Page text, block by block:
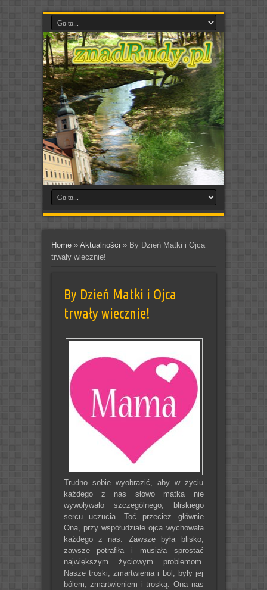
Home» Aktualności » By Dzień Matki i Ojca
trwały wiecznie!
By Dzień Matki i Ojca
trwały wiecznie!
Trudno sobie wyobrazić, aby w życiu
każdego z nas słowo matka nie
wywoływało szczególnego, bliskiego
sercu uczucia. Toć przecież głównie
Ona, przy współudziale ojca wychowała
każdego z nas. Zawsze była blisko,
zawsze potrafiła i musiała sprostać
największym życiowym problemom.
Nasze troski, zmartwienia i ból, były jej
bólem, zmartwieniem i troską. Ona nas